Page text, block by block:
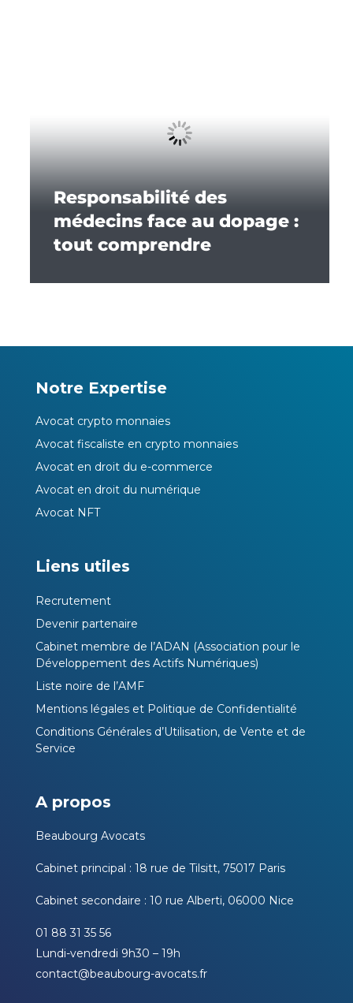
Responsabilité des
médecins face au dopage :
tout comprendre
Notre Expertise
Avocat crypto monnaies
Avocat fiscaliste en crypto monnaies
Avocat en droit du e-commerce
Avocat en droit du numérique
Avocat NFT
Liens utiles
Recrutement
Devenir partenaire
Cabinet membre de l’ADAN (Association pour le
Développement des Actifs Numériques)
Liste noire de l’AMF
Mentions légales et Politique de Confidentialité
Conditions Générales d’Utilisation, de Vente et de
Service
A propos
Beaubourg Avocats
Cabinet principal : 18 rue de Tilsitt, 75017 Paris
Cabinet secondaire : 10 rue Alberti, 06000 Nice
01 88 31 35 56
Lundi-vendredi 9h30 – 19h
contact@beaubourg-avocats.fr